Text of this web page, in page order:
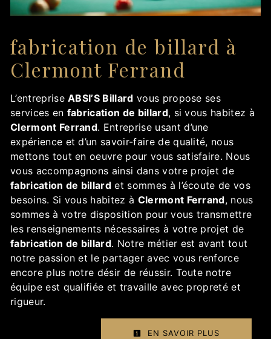
fabrication de billard à
Clermont Ferrand
L’entrepriseABSI’S Billard vous propose ses
services en fabrication de billard, si vous habitez à
Clermont Ferrand. Entreprise usant d’une
expérience et d’un savoir-faire de qualité, nous
mettons tout en oeuvre pour vous satisfaire. Nous
vous accompagnons ainsi dans votre projet de
fabrication de billard et sommes à l’écoute de vos
besoins. Si vous habitez à Clermont Ferrand, nous
sommes à votre disposition pour vous transmettre
les renseignements nécessaires à votre projet de
fabrication de billard. Notre métier est avant tout
notre passion et le partager avec vous renforce
encore plus notre désir de réussir. Toute notre
équipe est qualifiée et travaille avec propreté et
rigueur.
EN SAVOIR PLUS